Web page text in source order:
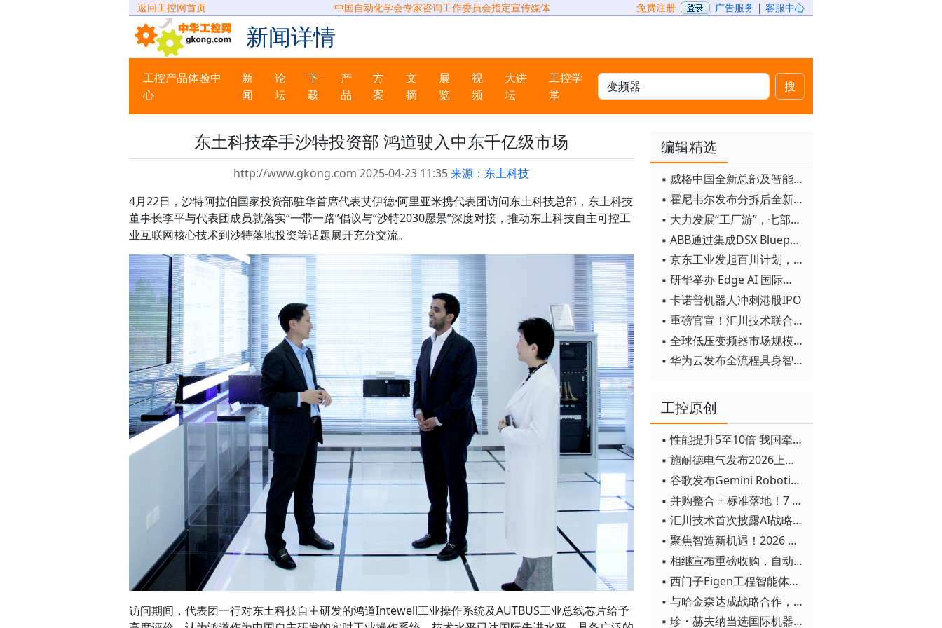
返回工控网首页 中国自动化学会专家咨询工作委员会指定宣传媒体 免费注册 广告服务 | 客服中心
新闻详情
工控产品体验中
心
新
闻
论
坛
下
载
产
品
方
案
文
摘
展
览
视
频
大讲
坛
工控学
堂
搜
东土科技牵手沙特投资部 鸿道驶入中东千亿级市场
http://www.gkong.com 2025-04-23 11:35来源：东土科技
4月22日，沙特阿拉伯国家投资部驻华首席代表艾伊德·阿里亚米携代表团访问东土科技总部，东土科技
董事长李平与代表团成员就落实“一带一路”倡议与“沙特2030愿景”深度对接，推动东土科技自主可控工
业互联网核心技术到沙特落地投资等话题展开充分交流。
访问期间，代表团一行对东土科技自主研发的鸿道Intewell工业操作系统及AUTBUS工业总线芯片给予
编辑精选
▪ 威格中国全新总部及智能工厂启用
▪ 霍尼韦尔发布分拆后全新品牌：霍尼韦尔科技与霍尼韦尔航空航天
▪ 大力发展“工厂游”，七部门联合发文！
▪ ABB通过集成DSX Blueprint AI基础设施，扩大与英伟达的合作
▪ 京东工业发起百川计划， 构建工业大模型新生态
▪ 研华举办 Edge AI 国际论坛
▪ 卡诺普机器人冲刺港股IPO
▪ 重磅官宣！汇川技术联合发起 D12 联盟，开创产教融合新范式
▪ 全球低压变频器市场规模2030年将超170亿美元
▪ 华为云发布全流程具身智能开发平台CloudRobo
工控原创
▪ 性能提升5至10倍 我国牵头制定的WiTSnet工业以太网国际标准正式发布
▪ 施耐德电气发布2026上半年可持续发展成绩单 "Impact 2030"路线图开局稳健
▪ 谷歌发布Gemini Robotics 2模型 实现人形机器人全身智能控制突破
▪ 并购整合 + 标准落地！7 月工业自动化产业动态速递
▪ 汇川技术首次披露AI战略进展：从两个方面推动“AI业务化”落地
▪ 聚焦智造新机遇！2026 青岛数字化及智能制造技术论坛圆满落幕
▪ 相继宣布重磅收购，自动化巨头新一轮并购潮剑指何方？
▪ 西门子Eigen工程智能体落地中国，工业AI跨越物理世界“确定性”拐点
▪ 与哈金森达成战略合作，乐聚机器人何以持续获得工业巨头青睐？
▪ 珍・赫夫纳当选国际机器人联合会新任主席